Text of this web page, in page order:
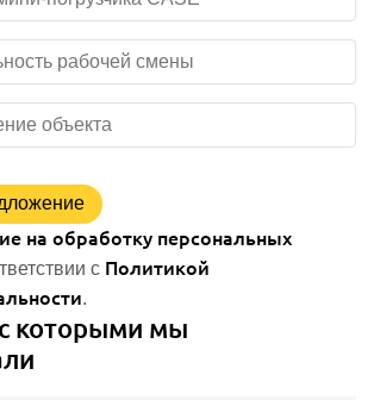
на обработку персональных
с Политикой
.
которыми мы